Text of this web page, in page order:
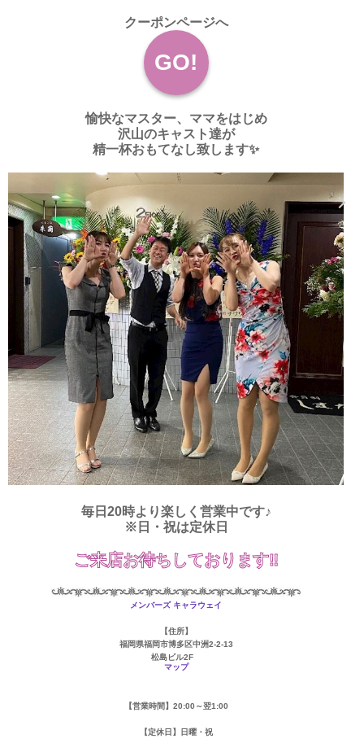
クーポンページへ
GO!
愉快なマスター、ママをはじめ
沢山のキャスト達が
精一杯おもてなし致します✨
毎日20時より楽しく営業中です♪
※日・祝は定休日
ご来店お待ちしております‼
メンバーズ キャラウェイ
【住所】
福岡県福岡市博多区中洲2-2-13
松島ビル2F
マップ
【営業時間】20:00～翌1:00
【定休日】日曜・祝